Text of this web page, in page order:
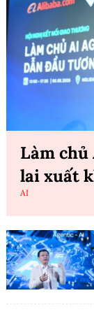
Làm chủ
lai xuất
AI